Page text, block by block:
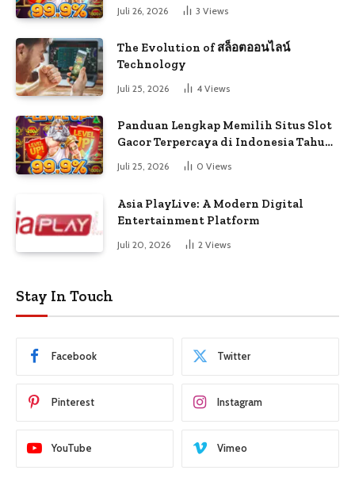
Juli 26, 2026 3 Views
The Evolution of สล็อตออนไลน์
Technology
Juli 25, 2026 4 Views
Panduan Lengkap Memilih Situs Slot
Gacor Terpercaya di Indonesia Tahun
Juli 25, 2026 0 Views
Asia PlayLive: A Modern Digital
Entertainment Platform
Juli 20, 2026 2 Views
Stay In Touch
Facebook Twitter
Pinterest Instagram
YouTube Vimeo